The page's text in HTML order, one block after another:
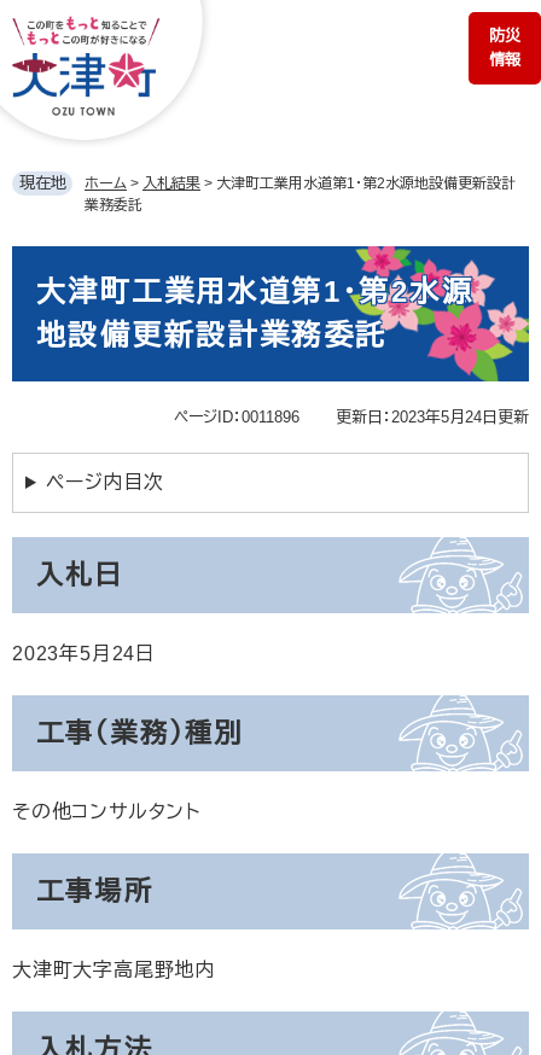
ジ
の
す。
ュ
ー
し
防災
情報
現在地 ホーム > 入札結果 > 大津町工業用水道第1・第2水源地設備更新設計
業務委託
大津町工業用水道第1・第2水源
地設備更新設計業務委託
ページID：0011896 更新日：2023年5月24日更新
ページ内目次
入札日
2023年5月24日
工事（業務）種別
その他コンサルタント
工事場所
大津町大字高尾野地内